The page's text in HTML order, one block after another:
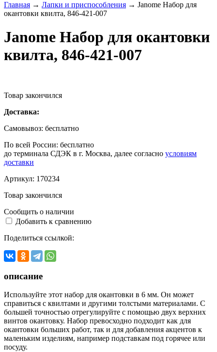
Главная → Лапки и приспособления → Janome Набор для
окантовки квилта, 846-421-007
Janome Набор для окантовки
квилта, 846-421-007
Товар закончился
Доставка:
Самовывоз: бесплатно
По всей России: бесплатно
до терминала СДЭК в г. Москва, далее согласно условиям
доставки
Артикул: 170234
Товар закончился
Сообщить о наличии
Добавить к сравнению
Поделиться ссылкой:
описание
Используйте этот набор для окантовки в 6 мм. Он может
справиться с квилтами и другими толстыми материалами. С
большей точностью отрегулируйте с помощью двух верхних
винтов окантовку. Набор превосходно подходит как для
окантовки больших работ, так и для добавления акцентов к
маленьким изделиям, например подставкам под горячее или
посуду.